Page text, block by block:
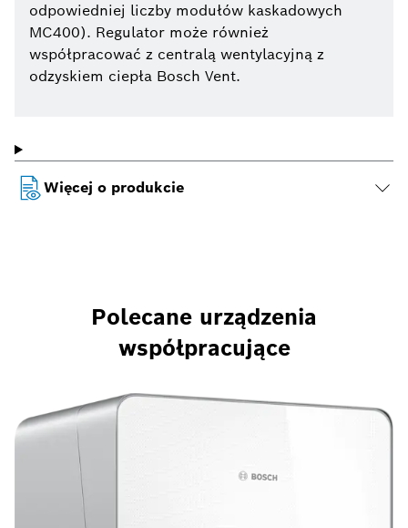
odpowiedniej liczby modułów kaskadowych
MC400). Regulator może również
współpracować z centralą wentylacyjną z
odzyskiem ciepła Bosch Vent.
Więcej o produkcie
Polecane urządzenia
współpracujące